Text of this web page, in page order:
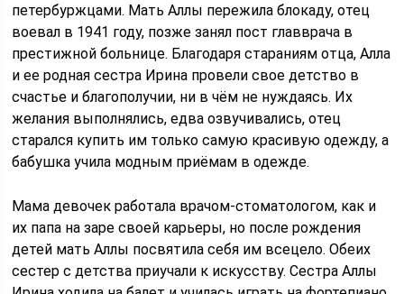
петербуржцами. Мать Аллы пережила блокаду, отец
воевал в 1941 году, позже занял пост главврача в
престижной больнице. Благодаря стараниям отца, Алла
и ее родная сестра Ирина провели свое детство в
счастье и благополучии, ни в чём не нуждаясь. Их
желания выполнялись, едва озвучивались, отец
старался купить им только самую красивую одежду, а
бабушка учила модным приёмам в одежде.
Мама девочек работала врачом-стоматологом, как и
их папа на заре своей карьеры, но после рождения
детей мать Аллы посвятила себя им всецело. Обеих
сестер с детства приучали к искусству. Сестра Аллы